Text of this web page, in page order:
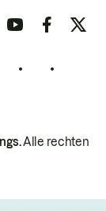
Alle rechten